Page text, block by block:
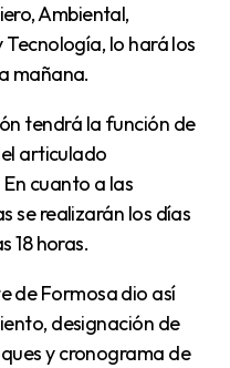
Ambiental,
Tecnología, lo hará los
mañana.
articulado
cuanto a las
se realizarán los días
18 horas.
designación de
y cronograma de